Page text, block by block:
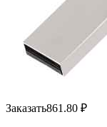
Заказать861.80 ₽